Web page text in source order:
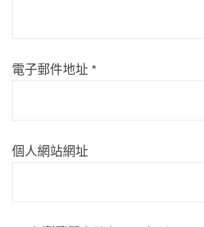
電子郵件地址 *
個人網站網址